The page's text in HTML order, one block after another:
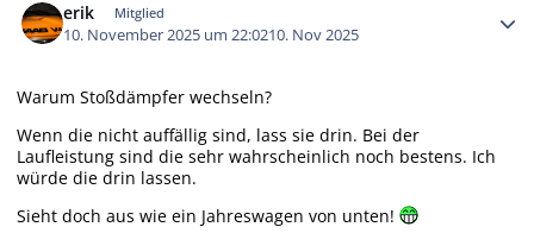
erik Mitglied
10. November 2025 um 22:0210. Nov 2025
Warum Stoßdämpfer wechseln?
Wenn die nicht auffällig sind, lass sie drin. Bei der
Laufleistung sind die sehr wahrscheinlich noch bestens. Ich
würde die drin lassen.
Sieht doch aus wie ein Jahreswagen von unten!